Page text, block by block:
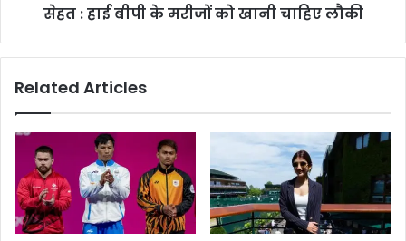
सेहत : हाई बीपी के मरीजों को खानी चाहिए लौकी
Related Articles